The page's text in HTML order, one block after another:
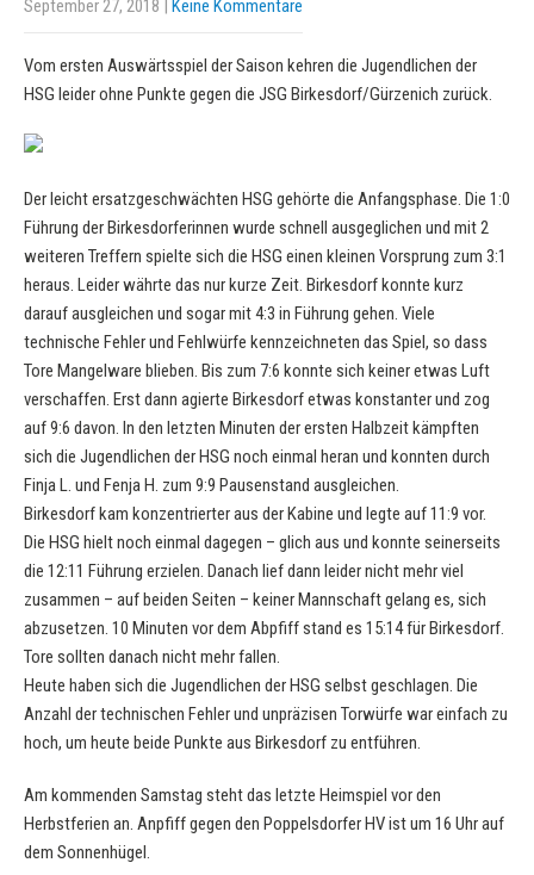
September 27, 2018 Keine Kommentare
Vom ersten Auswärtsspiel der Saison kehren die Jugendlichen der
HSG leider ohne Punkte gegen die JSG Birkesdorf/Gürzenich zurück.
Der leicht ersatzgeschwächten HSG gehörte die Anfangsphase. Die 1:0
Führung der Birkesdorferinnen wurde schnell ausgeglichen und mit 2
weiteren Treffern spielte sich die HSG einen kleinen Vorsprung zum 3:1
heraus. Leider währte das nur kurze Zeit. Birkesdorf konnte kurz
darauf ausgleichen und sogar mit 4:3 in Führung gehen. Viele
technische Fehler und Fehlwürfe kennzeichneten das Spiel, so dass
Tore Mangelware blieben. Bis zum 7:6 konnte sich keiner etwas Luft
verschaffen. Erst dann agierte Birkesdorf etwas konstanter und zog
auf 9:6 davon. In den letzten Minuten der ersten Halbzeit kämpften
sich die Jugendlichen der HSG noch einmal heran und konnten durch
Finja L. und Fenja H. zum 9:9 Pausenstand ausgleichen.
Birkesdorf kam konzentrierter aus der Kabine und legte auf 11:9 vor.
Die HSG hielt noch einmal dagegen – glich aus und konnte seinerseits
die 12:11 Führung erzielen. Danach lief dann leider nicht mehr viel
zusammen – auf beiden Seiten – keiner Mannschaft gelang es, sich
abzusetzen. 10 Minuten vor dem Abpfiff stand es 15:14 für Birkesdorf.
Tore sollten danach nicht mehr fallen.
Heute haben sich die Jugendlichen der HSG selbst geschlagen. Die
Anzahl der technischen Fehler und unpräzisen Torwürfe war einfach zu
hoch, um heute beide Punkte aus Birkesdorf zu entführen.
Am kommenden Samstag steht das letzte Heimspiel vor den
Herbstferien an. Anpfiff gegen den Poppelsdorfer HV ist um 16 Uhr auf
dem Sonnenhügel.